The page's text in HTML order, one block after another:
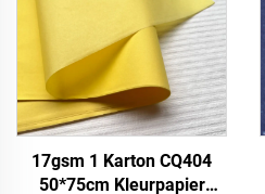
17gsm 1 Karton CQ404
50*75cm Kleurpapier